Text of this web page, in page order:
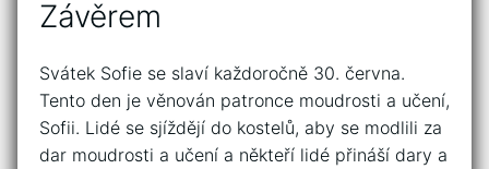
Závěrem
Svátek Sofie se slaví každoročně 30. června.
Tento den je věnován patronce moudrosti a učení,
Sofii. Lidé se sjíždějí do kostelů, aby se modlili za
dar moudrosti a učení a někteří lidé přináší dary a